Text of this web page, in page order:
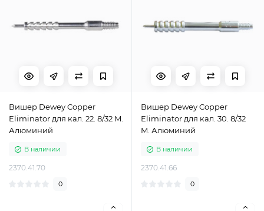
Вишер Dewey Copper
Eliminator для кал. 22. 8/32 M.
Алюминий
В наличии
2370.41.70
0
Вишер Dewey Copper
Eliminator для кал. 30. 8/32
M. Алюминий
В наличии
2370.41.66
0